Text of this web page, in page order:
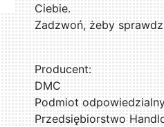
Ciebie.
Zadzwoń, żeby
Producent:
DMC
Podmiot
Przedsiębiorstwo